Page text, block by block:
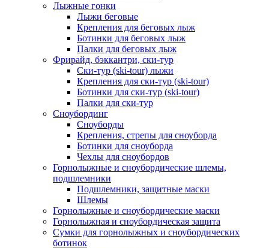
Лыжные гонки
Лыжи беговые
Крепления для беговых лыж
Ботинки для беговых лыж
Палки для беговых лыж
Фрирайд, бэккантри, ски-тур
Ски-тур (ski-tour) лыжи
Крепления для ски-тур (ski-tour)
Ботинки для ски-тур (ski-tour)
Палки для ски-тур
Сноубординг
Сноуборды
Крепления, стрепы для сноуборда
Ботинки для сноуборда
Чехлы для сноубордов
Горнолыжные и сноубордические шлемы,
подшлемники
Подшлемники, защитные маски
Шлемы
Горнолыжные и сноубордические маски
Горнолыжная и сноубордическая защита
Сумки для горнолыжных и сноубордических
ботинок